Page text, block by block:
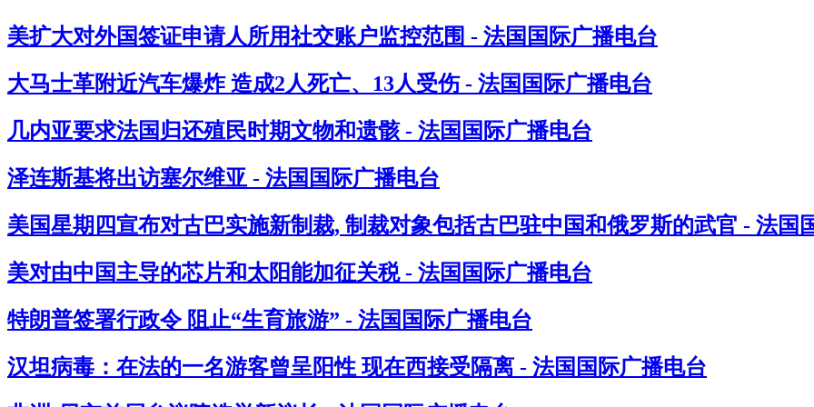
美扩大对外国签证申请人所用社交账户监控范围 - 法国国际广播电台
大马士革附近汽车爆炸 造成2人死亡、13人受伤 - 法国国际广播电台
几内亚要求法国归还殖民时期文物和遗骸 - 法国国际广播电台
泽连斯基将出访塞尔维亚 - 法国国际广播电台
美国星期四宣布对古巴实施新制裁, 制裁对象包括古巴驻中国和俄罗斯的武官 - 法国
美对由中国主导的芯片和太阳能加征关税 - 法国国际广播电台
特朗普签署行政令 阻止“生育旅游” - 法国国际广播电台
汉坦病毒：在法的一名游客曾呈阳性 现在西接受隔离 - 法国国际广播电台